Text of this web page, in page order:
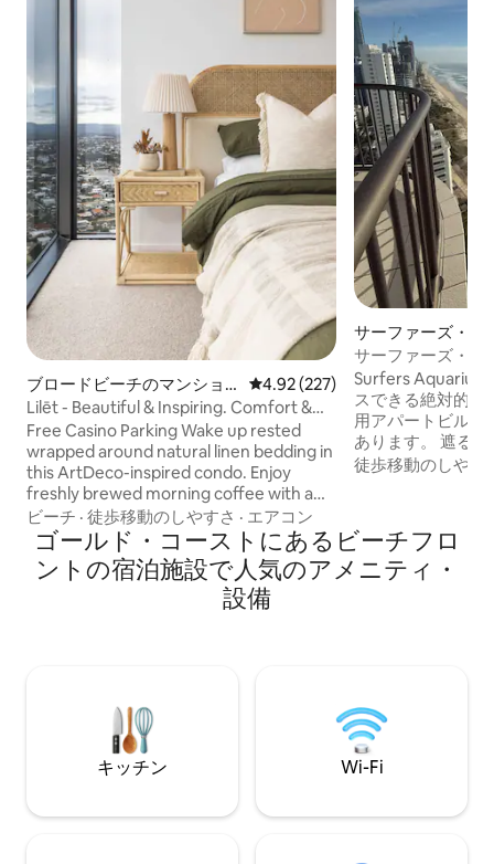
ブロードビーチのマンショ
ン・アパート
レビュー227件、5つ星中4.92つ
4.92 (227)
Lilēt - Beautiful & Inspiring. Comfort &
Views
Free Casino Parking Wake up rested
wrapped around natural linen bedding in
this ArtDeco-inspired condo. Enjoy
freshly brewed morning coffee with a
breathtaking 180° view. Put your gear
on, head a few floors down and start
your day with yoga or gym followed by a
dip in the pool. This interior-designed
unit features eclectic furnishings, a 2.1m
ビーチ · 徒歩移動のしやすさ · エアコン
サーファーズ・パ
のマンション・ア
サーファーズ・ア
メント、ビーチフ
Surfers Aquarius
スできる絶対的な
用アパートビルで
あります。 遮る
る29階にご滞在になりま
エアコン付きの広
アパート。 設備
プール、テニス
スチームルーム
徒歩移動のしやす
ゴールド・コーストにあるビーチフロ
ントの宿泊施設で人気のアメニティ・
設備
キッチン Wi-Fi